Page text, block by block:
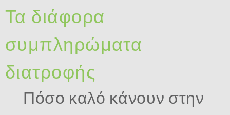
Τα διάφορα
συμπληρώματα
διατροφής
Πόσο καλό κάνουν στην